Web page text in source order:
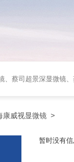
、蔡司超景深显微镜
康威视显微镜 >
暂时没有